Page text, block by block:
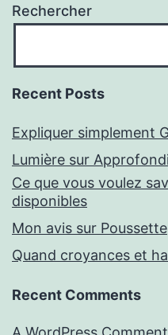
Rechercher
Recent Posts
Expliquer simplement
Lumière sur
Ce que vous voulez
disponibles
Mon avis sur Poussette
Quand croyances et
Recent Comments